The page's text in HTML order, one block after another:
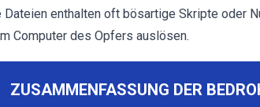
enthalten oft bösartige Skripte oder
Computer des Opfers auslösen.
ZUSAMMENFASSUNG DER